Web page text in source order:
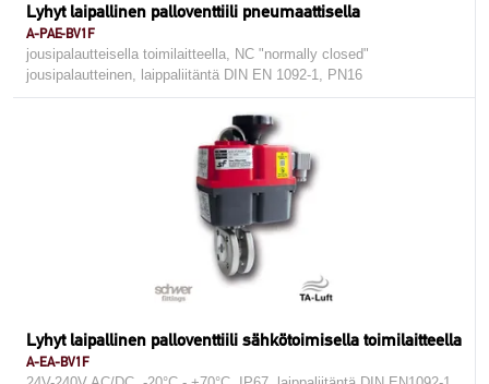
Lyhyt laipallinen palloventtiili pneumaattisella
A-PAE-BV1F
jousipalautteisella toimilaitteella, NC "normally closed"
jousipalautteinen, laippaliitäntä DIN EN 1092-1, PN16
Lyhyt laipallinen palloventtiili sähkötoimisella toimilaitteella
A-EA-BV1F